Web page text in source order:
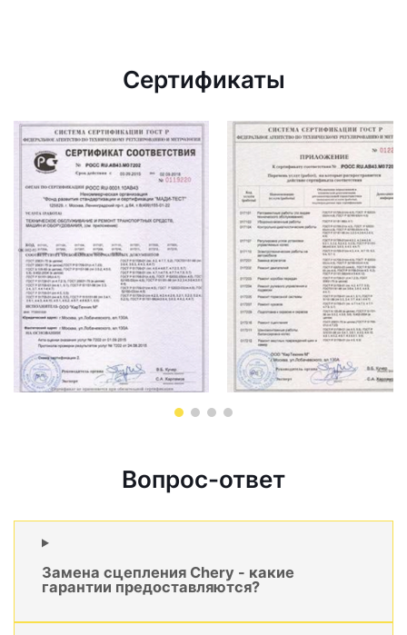
Сертификаты
Вопрос-ответ
Замена сцепления Chery - какие
гарантии предоставляются?